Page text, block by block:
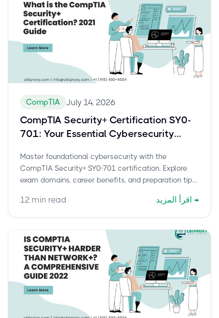
CompTIA July 14, 2026
CompTIA Security+ Certification SY0-
701: Your Essential Cybersecurity
Master foundational cybersecurity with the
CompTIA Security+ SY0-701 certification. Explore
exam domains, career benefits, and preparation tips.
after-pass service.
12 min read اقرأ المزيد →